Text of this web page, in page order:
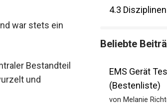
war stets ein
tief
4.3Disziplinen
Beliebte
EMS Gerät
(Bestenliste)
von Melanie